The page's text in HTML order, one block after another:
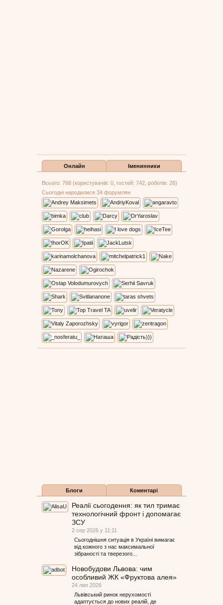
Онлайн Іменинники
Всього: 768 (користувачів: 0, гостей: 742, роботів: 26)
Сьогодні народилися 34 форумлян
Блоги Коментарі
Реалії сьогодення: як тил тримає
технологічний фронт і допомагає
ЗСУ
2 сер 2026 у 11:11
Сьогоднішня ситуація в Україні вимагає
від кожного з нас максимальної
зібраності та тверезого...
Новобудови Львова: чим
особливий ЖК «Фруктова алея»
24 лип 2026
Львівський ринок нерухомості
адаптується до нових реалій, де